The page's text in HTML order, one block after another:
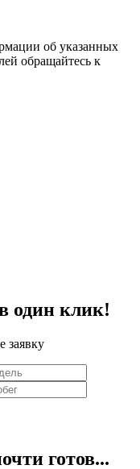
об указанных
обращайтесь к
один клик!
заявку
готов...